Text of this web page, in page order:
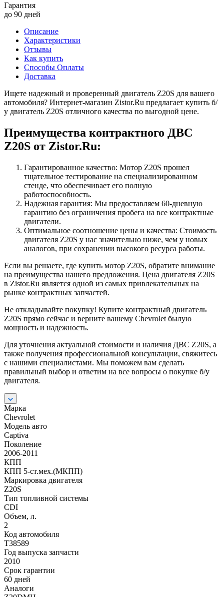
Гарантия
до 90 дней
Описание
Характеристики
Отзывы
Как купить
Способы Оплаты
Доставка
Ищете надежный и проверенный двигатель Z20S для вашего
автомобиля? Интернет-магазин Zistor.Ru предлагает купить б/
у двигатель Z20S отличного качества по выгодной цене.
Преимущества контрактного ДВС
Z20S от Zistor.Ru:
Гарантированное качество: Мотор Z20S прошел
тщательное тестирование на специализированном
стенде, что обеспечивает его полную
работоспособность.
Надежная гарантия: Мы предоставляем 60-дневную
гарантию без ограничения пробега на все контрактные
двигатели.
Оптимальное соотношение цены и качества: Стоимость
двигателя Z20S у нас значительно ниже, чем у новых
аналогов, при сохранении высокого ресурса работы.
Если вы решаете, где купить мотор Z20S, обратите внимание
на преимущества нашего предложения. Цена двигателя Z20S
в Zistor.Ru является одной из самых привлекательных на
рынке контрактных запчастей.
Не откладывайте покупку! Купите контрактный двигатель
Z20S прямо сейчас и верните вашему Chevrolet былую
мощность и надежность.
Для уточнения актуальной стоимости и наличия ДВС Z20S, а
также получения профессиональной консультации, свяжитесь
с нашими специалистами. Мы поможем вам сделать
правильный выбор и ответим на все вопросы о покупке б/у
двигателя.
Марка
Chevrolet
Модель авто
Captiva
Поколение
2006-2011
КПП
КПП 5-ст.мех.(МКПП)
Маркировка двигателя
Z20S
Тип топливной системы
CDI
Объем, л.
2
Код автомобиля
T38589
Год выпуска запчасти
2010
Срок гарантии
60 дней
Аналоги